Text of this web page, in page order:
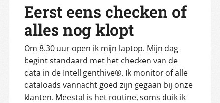
Eerst eens checken of
alles nog klopt
Om 8.30 uur open ik mijn laptop. Mijn dag
begint standaard met het checken van de
data in de Intelligenthive®. Ik monitor of alle
dataloads vannacht goed zijn gegaan bij onze
klanten. Meestal is het routine, soms duik ik